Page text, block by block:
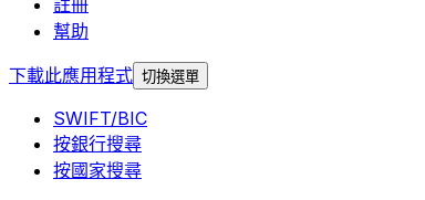
幫助
下載此應用程式 切換選單
SWIFT/BIC
按銀行搜尋
按國家搜尋